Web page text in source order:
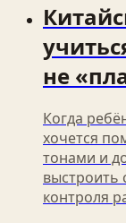
не
Когда
хочется
тонами и
выстроить
контроля